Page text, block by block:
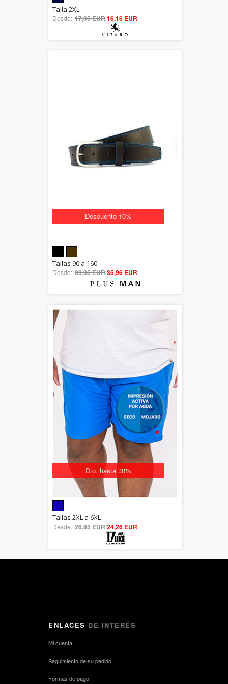
out of 5
Talla 2XL
Desde: 17,95 EUR16,16 EUR
Descuento 10%
5.00
out of 5
Tallas 90 a 160
Desde: 39,95 EUR35,96 EUR
Dto. hasta 30%
5.00
out of 5
Tallas 2XL a 6XL
Desde: 26,95 EUR24,26 EUR
ENLACES DE INTERÉS
Mi cuenta
Seguimiento de su pedido
Formas de pago